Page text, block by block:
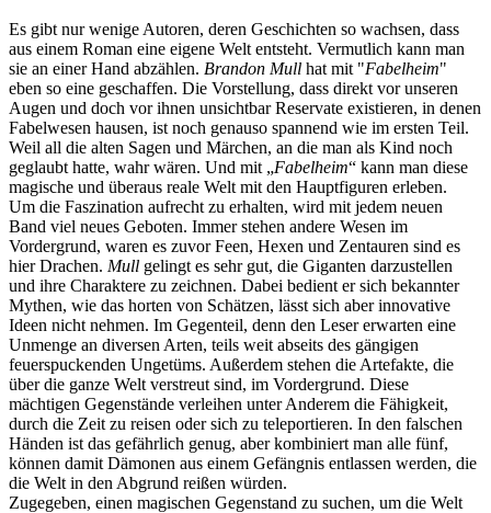
Es gibt nur wenige Autoren, deren Geschichten so wachsen, dass
aus einem Roman eine eigene Welt entsteht. Vermutlich kann man
sie an einer Hand abzählen. Brandon Mull hat mit "Fabelheim"
eben so eine geschaffen. Die Vorstellung, dass direkt vor unseren
Augen und doch vor ihnen unsichtbar Reservate existieren, in denen
Fabelwesen hausen, ist noch genauso spannend wie im ersten Teil.
Weil all die alten Sagen und Märchen, an die man als Kind noch
geglaubt hatte, wahr wären. Und mit „Fabelheim“ kann man diese
magische und überaus reale Welt mit den Hauptfiguren erleben.
Um die Faszination aufrecht zu erhalten, wird mit jedem neuen
Band viel neues Geboten. Immer stehen andere Wesen im
Vordergrund, waren es zuvor Feen, Hexen und Zentauren sind es
hier Drachen. Mull gelingt es sehr gut, die Giganten darzustellen
und ihre Charaktere zu zeichnen. Dabei bedient er sich bekannter
Mythen, wie das horten von Schätzen, lässt sich aber innovative
Ideen nicht nehmen. Im Gegenteil, denn den Leser erwarten eine
Unmenge an diversen Arten, teils weit abseits des gängigen
feuerspuckenden Ungetüms. Außerdem stehen die Artefakte, die
über die ganze Welt verstreut sind, im Vordergrund. Diese
mächtigen Gegenstände verleihen unter Anderem die Fähigkeit,
durch die Zeit zu reisen oder sich zu teleportieren. In den falschen
Händen ist das gefährlich genug, aber kombiniert man alle fünf,
können damit Dämonen aus einem Gefängnis entlassen werden, die
die Welt in den Abgrund reißen würden.
Zugegeben, einen magischen Gegenstand zu suchen, um die Welt